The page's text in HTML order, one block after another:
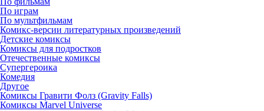
По играм
По мультфильмам
Комикс-версии литературных произведений
Детские комиксы
Комиксы для подростков
Отечественные комиксы
Супергероика
Комедия
Другое
Комиксы Гравити Фолз (Gravity Falls)
Комиксы Marvel Universe